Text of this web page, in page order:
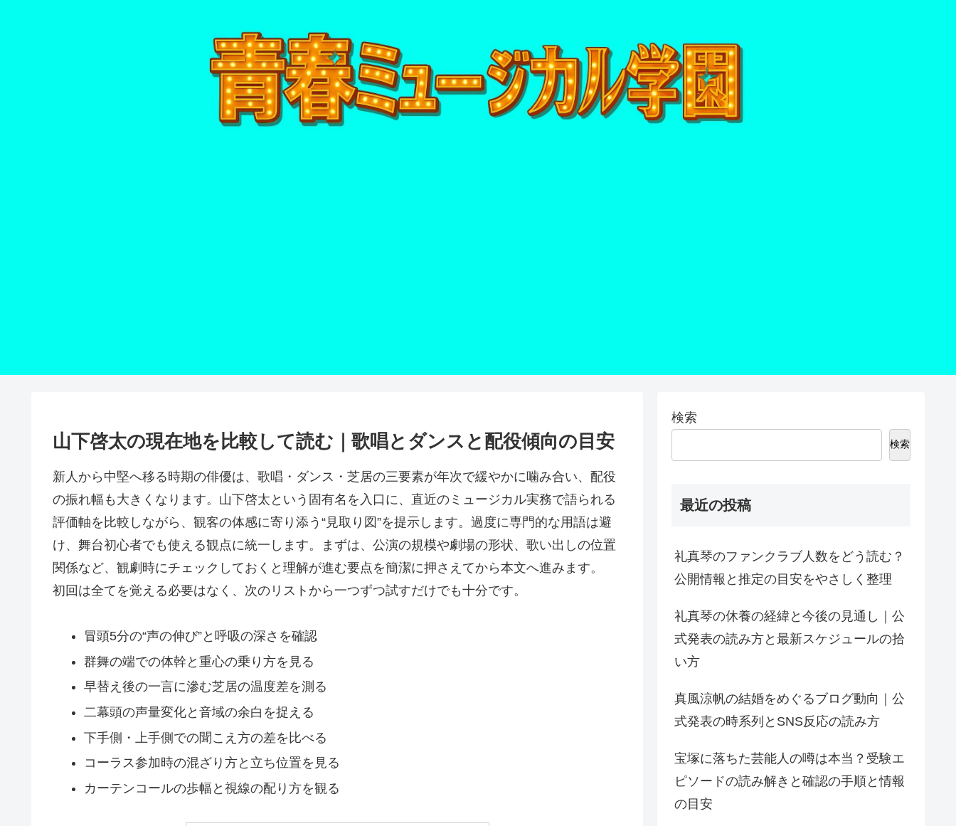
山下啓太の現在地を比較して読む｜歌唱とダンスと配役傾向の目安
新人から中堅へ移る時期の俳優は、歌唱・ダンス・芝居の三要素が年次で緩やかに噛み合い、配役
の振れ幅も大きくなります。山下啓太という固有名を入口に、直近のミュージカル実務で語られる
評価軸を比較しながら、観客の体感に寄り添う“見取り図”を提示します。過度に専門的な用語は避
け、舞台初心者でも使える観点に統一します。まずは、公演の規模や劇場の形状、歌い出しの位置
関係など、観劇時にチェックしておくと理解が進む要点を簡潔に押さえてから本文へ進みます。
初回は全てを覚える必要はなく、次のリストから一つずつ試すだけでも十分です。
冒頭5分の“声の伸び”と呼吸の深さを確認
群舞の端での体幹と重心の乗り方を見る
早替え後の一言に滲む芝居の温度差を測る
二幕頭の声量変化と音域の余白を捉える
下手側・上手側での聞こえ方の差を比べる
コーラス参加時の混ざり方と立ち位置を見る
カーテンコールの歩幅と視線の配り方を観る
検索
検索
最近の投稿
礼真琴のファンクラブ人数をどう読む？
公開情報と推定の目安をやさしく整理
礼真琴の休養の経緯と今後の見通し｜公
式発表の読み方と最新スケジュールの拾
い方
真風涼帆の結婚をめぐるブログ動向｜公
式発表の時系列とSNS反応の読み方
宝塚に落ちた芸能人の噂は本当？受験エ
ピソードの読み解きと確認の手順と情報
の目安